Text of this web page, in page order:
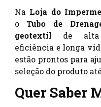
Na Loja do
o Tubo de
geotextil de alta
eficiência e longa
estão prontos para
seleção do produto
Quer Saber